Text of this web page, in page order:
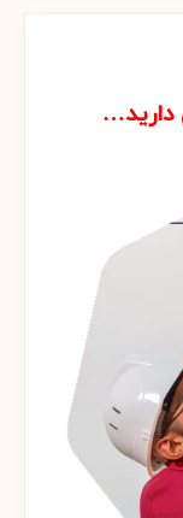
دارید…